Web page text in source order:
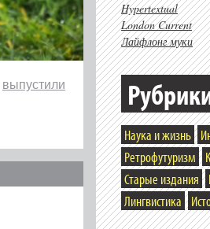
выпустили
Hypertextual
London Current
Лайфлонг муки
Наука и жизнь
Ретрофутуризм
Старые издания
Лингвистика